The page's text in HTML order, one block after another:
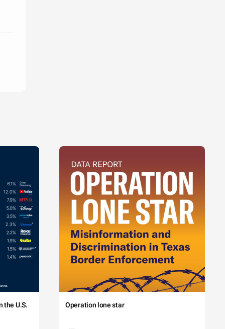
the U.S. Operation lone star